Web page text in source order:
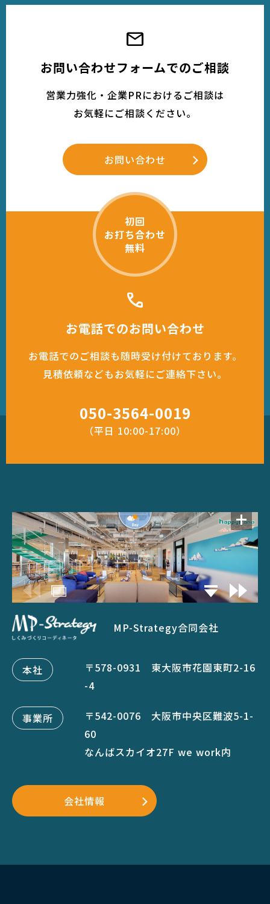
初回
お打ち合わせ
無料
mail
お問い合わせフォームでのご相談
営業力強化・企業PRにおけるご相談は
お気軽にご相談ください。
お問い合わせ
call
お電話でのお問い合わせ
お電話でのご相談も随時受け付けております。
見積依頼などもお気軽にご連絡下さい。
050-3564-0019
（平日 10:00-17:00）
MP-Strategy合同会社
本社
〒578-0931 東大阪市花園東町2-16
-4
事業所
〒542-0076 大阪市中央区難波5-1-
60
なんばスカイオ27F we work内
会社情報